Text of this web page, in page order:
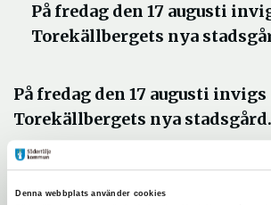
Denna webbplats använder cookies
På fredag den 17 augusti
Torekällbergets nya
På fredag den 17 augusti invigs
Torekällbergets nya stadsgård.
Museets hus från Rådhusgatan
komplett gårdsbild med